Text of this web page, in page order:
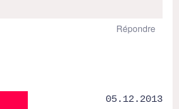
Répondre
05.12.2013